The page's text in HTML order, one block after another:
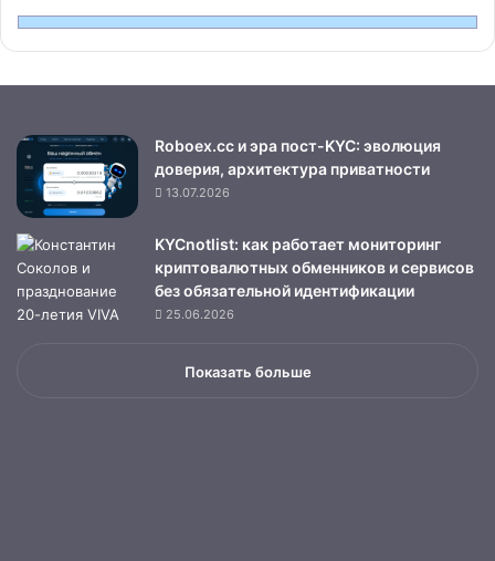
Roboex.cc и эра пост-KYC: эволюция
доверия, архитектура приватности
13.07.2026
KYCnotlist: как работает мониторинг
криптовалютных обменников и сервисов
без обязательной идентификации
25.06.2026
Показать больше